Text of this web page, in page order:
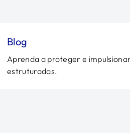
Blog
Aprenda a proteger e
estruturadas.